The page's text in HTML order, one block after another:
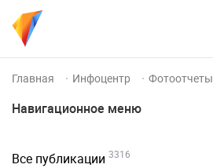
Главная Инфоцентр Фотоотчеты
Навигационное меню
Все публикации 3316